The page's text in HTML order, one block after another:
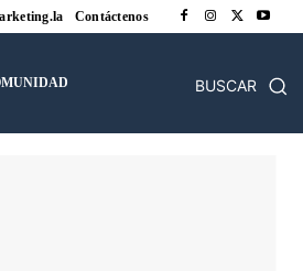
Contáctenos
BUSCAR